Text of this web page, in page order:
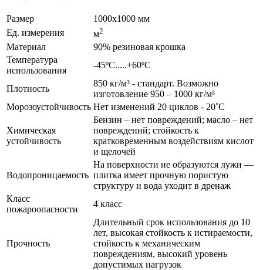
Размер
1000x1000 мм
Ед. измерения
м2
Материал
90% резиновая крошка
Температура
использования
-45ºС.....+60ºС
Плотность
850 кг/м³ - стандарт. Возможно
изготовление 950 – 1000 кг/м³
Морозоустойчивость Нет изменений 20 циклов - 20˚С
Химическая
устойчивость
Бензин – нет повреждений; масло – нет
повреждений; стойкость к
кратковременным воздействиям кислот
и щелочей
Водопроницаемость
На поверхности не образуются лужи —
плитка имеет прочную пористую
структуру и вода уходит в дренаж
Класс
пожароопасности
4 класс
Прочность
Длительный срок использования до 10
лет, высокая стойкость к истираемости,
стойкость к механическим
повреждениям, высокий уровень
допустимых нагрузок